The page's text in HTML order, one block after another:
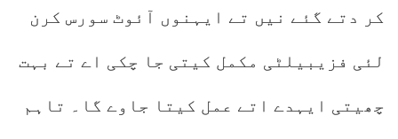
کر دتے گئے نیں تے ایہنوں آئوٹ سورس کرن
لئی فزیبیلٹی مکمل کیتی جا چکی اے تے بہت
چھیتی ایہدے اتے عمل کیتا جاوے گا۔ تاہم